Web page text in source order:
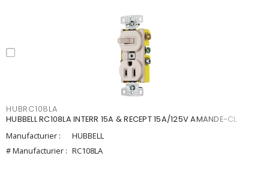
HUBRC108LA
HUBBELL RC108LA INTERR 15A & RECEPT 15A/125V AMANDE-CL
Manufacturier :
HUBBELL
# Manufacturier : RC108LA